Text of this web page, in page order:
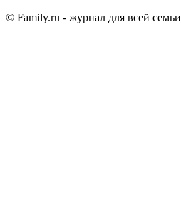
© Family.ru - журнал для всей семьи